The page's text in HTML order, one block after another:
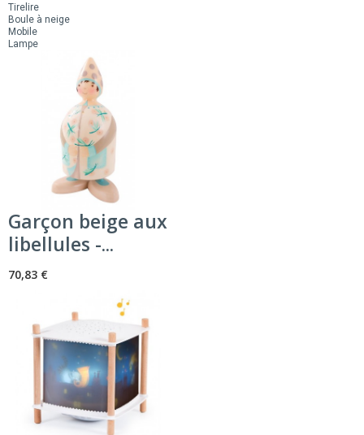
Tirelire
Boule à neige
Mobile
Lampe
Garçon beige aux
libellules -...
70,83 €